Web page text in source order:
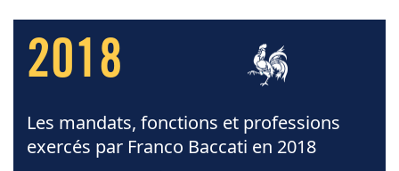
2018
Les mandats, fonctions et professions
exercés par Franco Baccati en 2018